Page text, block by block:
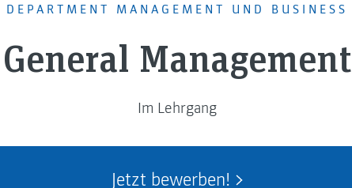
DEPARTMENT MANAGEMENT UND BUSINESS
General Management
Im Lehrgang
Jetzt bewerben!